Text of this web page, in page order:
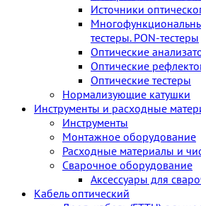
Источники
тестеры. PON-тестеры
Оптические
Оптические
Оптические тестеры
Нормализующие катушки
Инструменты и расходные
Инструменты
Монтажное оборудование
Расходные материалы и
Сварочное оборудование
Аксессуары для
Кабель оптический